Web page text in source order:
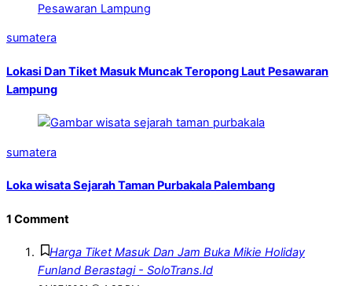
sumatera
Lokasi Dan Tiket Masuk Muncak Teropong Laut Pesawaran
Lampung
sumatera
Loka wisata Sejarah Taman Purbakala Palembang
1 Comment
Harga Tiket Masuk Dan Jam Buka Mikie Holiday
Funland Berastagi - SoloTrans.Id